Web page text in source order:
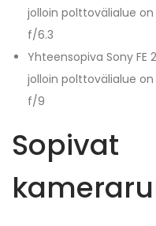
jolloin polttovälialue
f/6.3
Yhteensopiva Sony FE
jolloin polttovälialue
f/9
Sopivat